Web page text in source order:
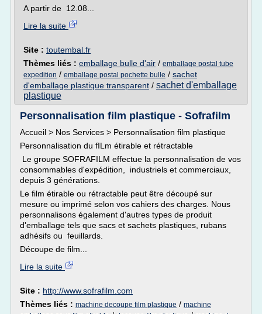
A partir de 12.08...
Lire la suite
Site : toutembal.fr
Thèmes liés : emballage bulle d'air / emballage postal tube
expedition / emballage postal pochette bulle / sachet
d'emballage plastique transparent / sachet d'emballage
plastique
Personnalisation film plastique - Sofrafilm
Accueil > Nos Services > Personnalisation film plastique
Personnalisation du fILm étirable et rétractable
Le groupe SOFRAFILM effectue la personnalisation de vos
consommables d'expédition, industriels et commerciaux,
depuis 3 générations.
Le film étirable ou rétractable peut être découpé sur
mesure ou imprimé selon vos cahiers des charges. Nous
personnalisons également d'autres types de produit
d'emballage tels que sacs et sachets plastiques, rubans
adhésifs ou feuillards.
Découpe de film...
Lire la suite
Site : http://www.sofrafilm.com
Thèmes liés : machine decoupe film plastique / machine